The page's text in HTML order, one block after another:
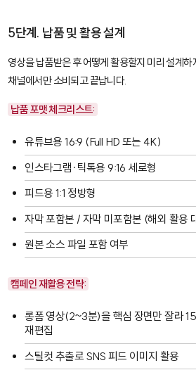
5단계. 납품 및 활용 설계
영상을 납품받은 후 어떻게 활용할지 미리 설계
채널에서만 소비되고 끝납니다.
납품 포맷 체크리스트:
유튜브용 16:9 (Full HD 또는 4K)
인스타그램·틱톡용 9:16 세로형
피드용 1:1 정방형
자막 포함본 / 자막 미포함본 (해외 활용
원본 소스 파일 포함 여부
캠페인 재활용 전략:
롱폼 영상(2~3분)을 핵심 장면만 잘라
재편집
스틸컷 추출로 SNS 피드 이미지 활용